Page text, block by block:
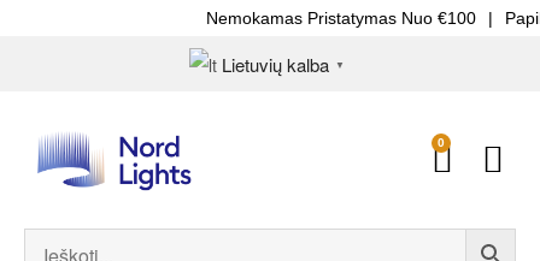
Nemokamas Pristatymas Nuo €100 |
Lietuvių kalba ▼
0